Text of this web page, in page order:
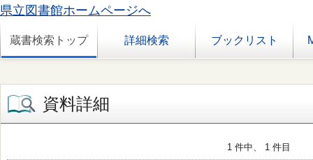
県立図書館ホームページへ
蔵書検索トップ 詳細検索 ブックリスト
資料詳細
1 件中、 1 件目